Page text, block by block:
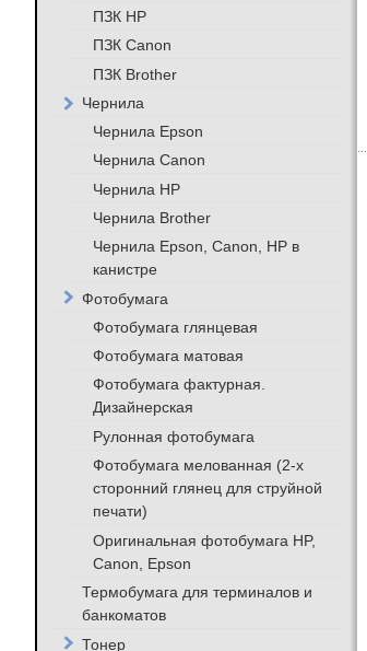
ПЗК HP
ПЗК Canon
ПЗК Brother
Чернила
Чернила Epson
Чернила Canon
Чернила HP
Чернила Brother
Чернила Epson, Canon, HP в
канистре
Фотобумага
Фотобумага глянцевая
Фотобумага матовая
Фотобумага фактурная.
Дизайнерская
Рулонная фотобумага
Фотобумага мелованная (2-х
сторонний глянец для струйной
печати)
Оригинальная фотобумага HP,
Canon, Epson
Термобумага для терминалов и
банкоматов
Тонер